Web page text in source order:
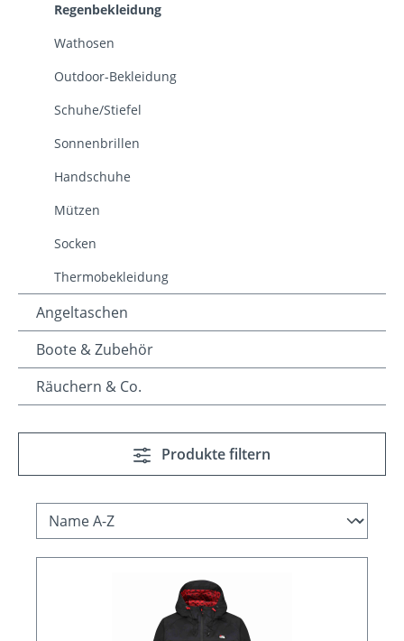
Regenbekleidung
Wathosen
Outdoor-Bekleidung
Schuhe/Stiefel
Sonnenbrillen
Handschuhe
Mützen
Socken
Thermobekleidung
Angeltaschen
Boote & Zubehör
Räuchern & Co.
Produkte filtern